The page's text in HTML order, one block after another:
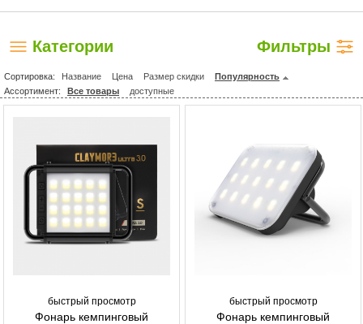
Категории Фильтры
Сортировка: Название Цена Размер скидки
Популярность
Ассортимент:
Все товары доступные
быстрый просмотр
Фонарь кемпинговый
быстрый просмотр
Фонарь кемпинговый